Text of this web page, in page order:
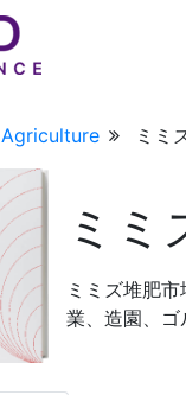
Agriculture ミミ
ミミ
ミミズ堆肥
業、造園、